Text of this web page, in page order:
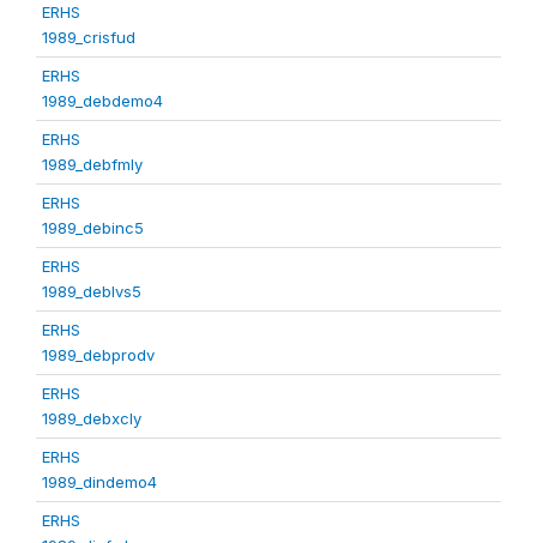
ERHS
1989_crisfud
ERHS
1989_debdemo4
ERHS
1989_debfmly
ERHS
1989_debinc5
ERHS
1989_deblvs5
ERHS
1989_debprodv
ERHS
1989_debxcly
ERHS
1989_dindemo4
ERHS